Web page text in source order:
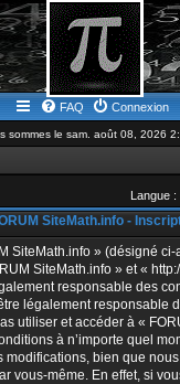
FAQ Connexion
sommes le sam. août 08, 2026
Langue :
SiteMath.info -
SiteMath.info » (désigné
SiteMath.info » et «
responsable des
légalement responsable
utiliser et accéder à «
à n’importe quel
modifications, bien que
vous-même. En effet, si